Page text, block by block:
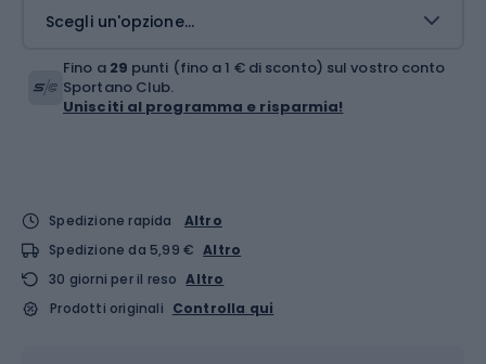
Scegli un'opzione...
Fino a 29 punti (fino a 1 € di sconto) sul vostro conto
Sportano Club.
Unisciti al programma e risparmia!
Spedizione rapida
Altro
Spedizione da 5,99 € Altro
30 giorni per il reso Altro
Prodotti originali Controlla qui